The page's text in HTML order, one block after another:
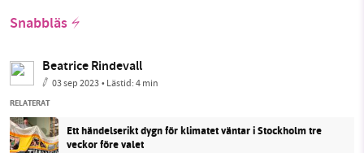
Snabbläs
Beatrice Rindevall
03 sep 2023• Lästid:4 min
RELATERAT
Ett händelserikt dygn för klimatet väntar i Stockholm tre
veckor före valet